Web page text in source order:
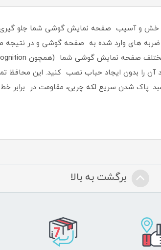
و خش و آسیب صفحه نمایش گوشی شما جلو
های وارد شده به صفحه گوشی و در نتیجه
را بدون ایجاد حباب نصب کنید. این محافظ
شدن سریع لکه چربی،‌ مقاومت در برابر خط
برگشت به بالا